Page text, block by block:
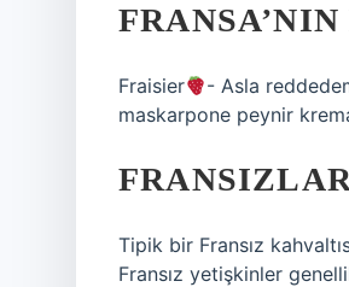
Fraisier
- Asla
maskarpone peynir
Tipik bir Fransız
Fransız yetişkinler